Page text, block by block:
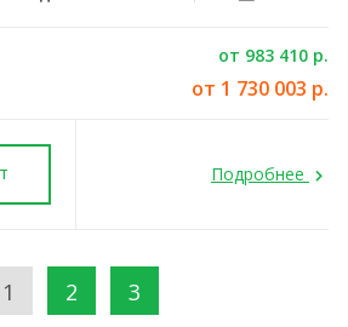
от 983 410 р.
от 1 730 003 р.
Подробнее
1 2 3